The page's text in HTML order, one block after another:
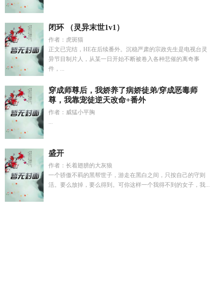
闭环 （灵异末世1v1）
作者：虎斑猫
正文已完结，HE在后续番外。沉稳严肃的宗政先生是电视台灵
异节目制片人，从某一日开始不断被卷入各种悲催的离奇事
件，...
穿成师尊后，我娇养了病娇徒弟/穿成恶毒师
尊，我靠宠徒逆天改命+番外
作者：威猛小平胸
...
盛开
作者：长着翅膀的大灰狼
一个骄傲不羁的黑帮世子，游走在黑白之间，只按自己的守则
活。要么放掉，要么得到。可你这样一个我得不到的女子，我...